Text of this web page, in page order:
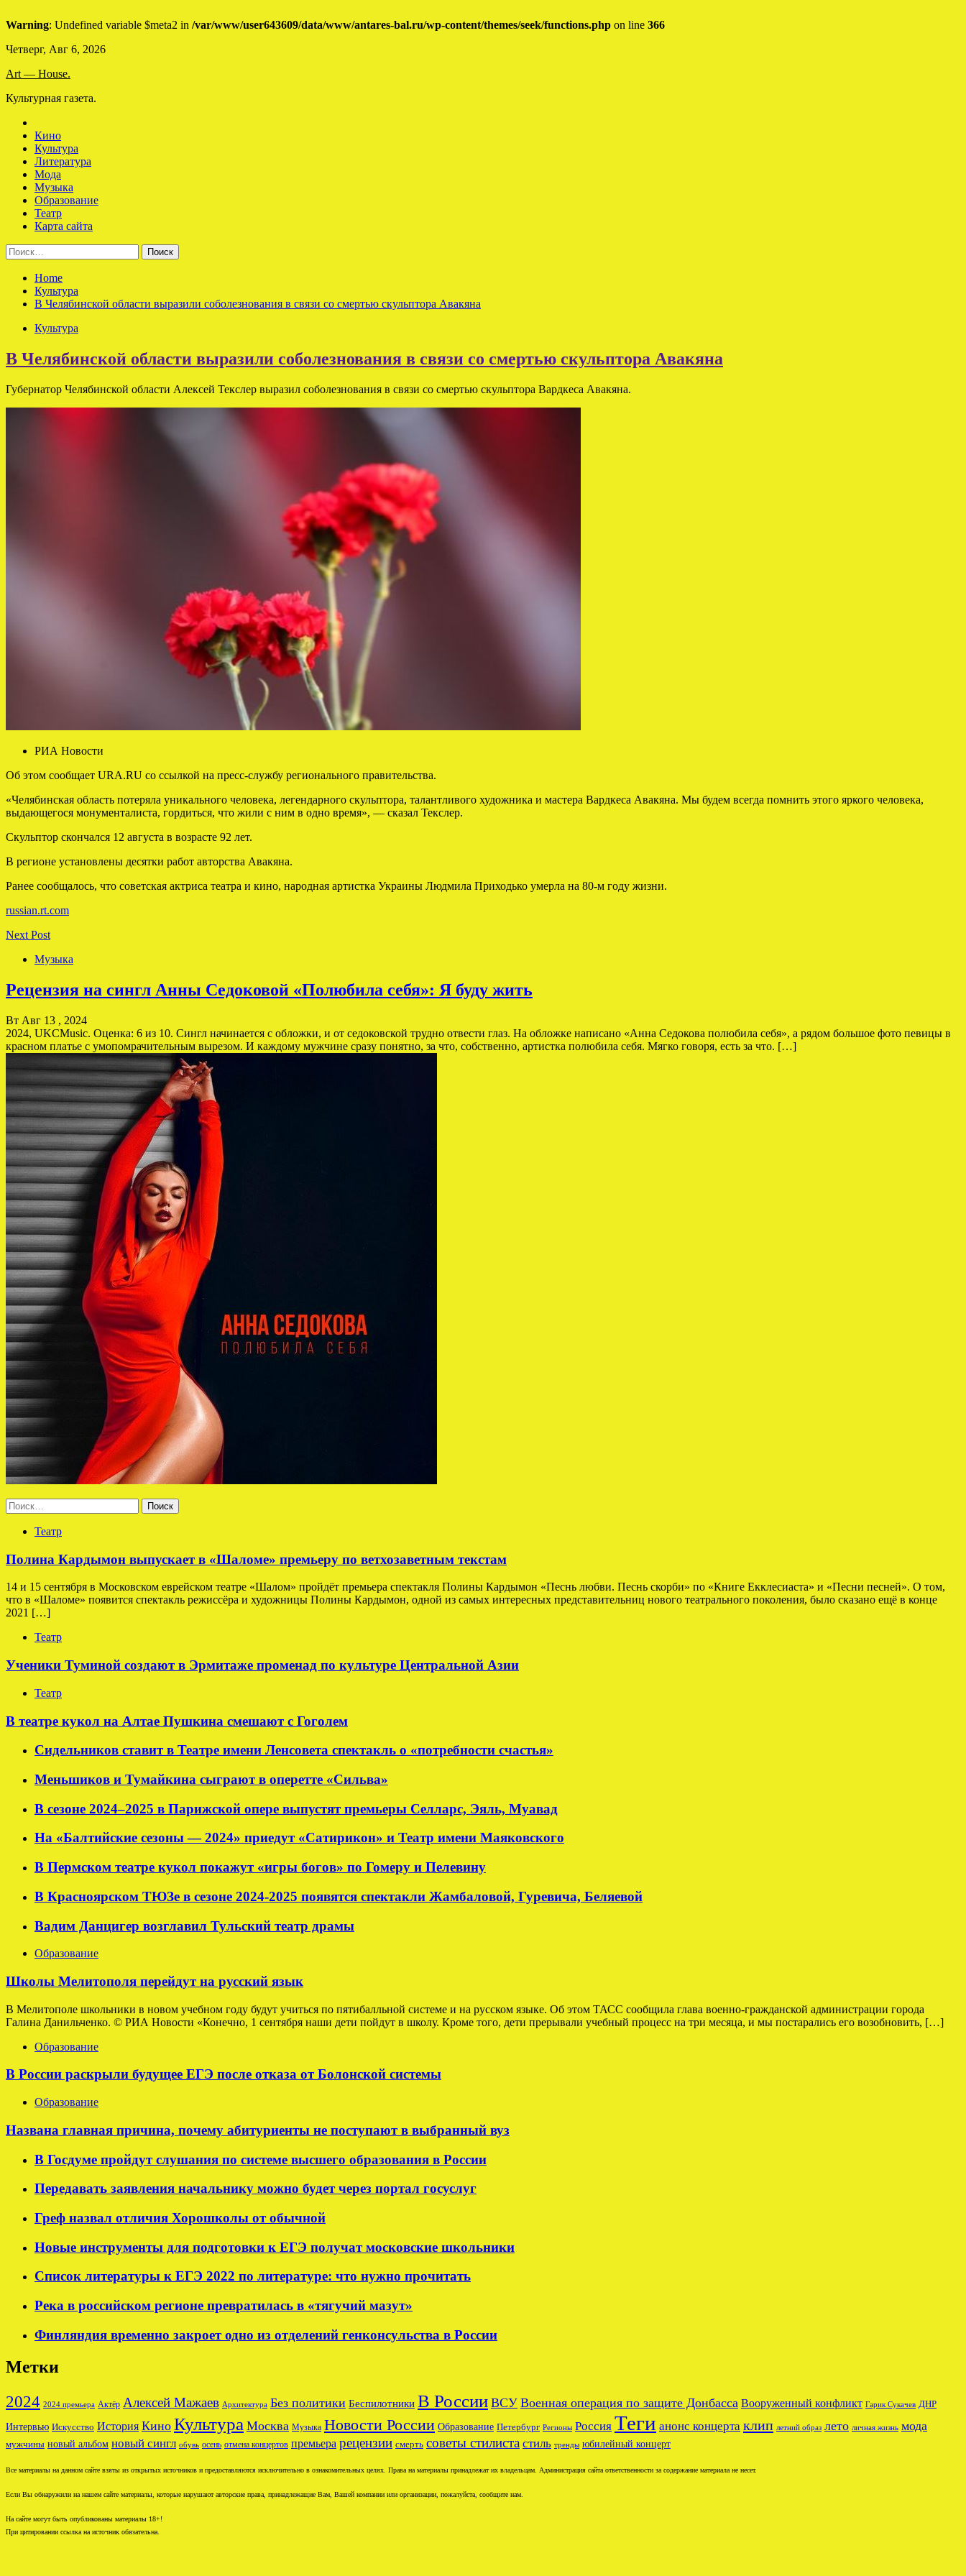
Warning: Undefined variable $meta2 in /var/www/user643609/data/www/antares-bal.ru/wp-content/themes/seek/functions.php on line 366
Skip
content
Четверг, Авг 6, 2026
Art — House.
Культурная газета.
Кино
Культура
Литература
Мода
Музыка
Образование
Театр
Карта сайта
Найти:
Home
Культура
В Челябинской области выразили соболезнования в связи со смертью скульптора Авакяна
Культура
В Челябинской области выразили соболезнования в связи со смертью скульптора Авакяна
Губернатор Челябинской области Алексей Текслер выразил соболезнования в связи со смертью скульптора Вардкеса Авакяна.
РИА Новости
Об этом сообщает URA.RU со ссылкой на пресс-службу регионального правительства.
«Челябинская область потеряла уникального человека, легендарного скульптора, талантливого художника и мастера Вардкеса Авакяна. Мы будем всегда помнить этого яркого человека,
выдающегося монументалиста, гордиться, что жили с ним в одно время», — сказал Текслер.
Скульптор скончался 12 августа в возрасте 92 лет.
В регионе установлены десятки работ авторства Авакяна.
Ранее сообщалось, что советская актриса театра и кино, народная артистка Украины Людмила Приходько умерла на 80-м году жизни.
russian.rt.com
Next Post
Музыка
Рецензия на сингл Анны Седоковой «Полюбила себя»: Я буду жить
Вт Авг 13 , 2024
2024, UKCMusic. Оценка: 6 из 10. Сингл начинается с обложки, и от седоковской трудно отвести глаз. На обложке написано «Анна Седокова полюбила себя», а рядом большое фото певицы в
красном платье с умопомрачительным вырезом. И каждому мужчине сразу понятно, за что, собственно, артистка полюбила себя. Мягко говоря, есть за что. […]
Найти:
Театр
Полина Кардымон выпускает в «Шаломе» премьеру по ветхозаветным текстам
14 и 15 сентября в Московском еврейском театре «Шалом» пройдёт премьера спектакля Полины Кардымон «Песнь любви. Песнь скорби» по «Книге Екклесиаста» и «Песни песней». О том,
что в «Шаломе» появится спектакль режиссёра и художницы Полины Кардымон, одной из самых интересных представительниц нового театрального поколения, было сказано ещё в конце
2021 […]
Театр
Ученики Туминой создают в Эрмитаже променад по культуре Центральной Азии
Театр
В театре кукол на Алтае Пушкина смешают с Гоголем
Сидельников ставит в Театре имени Ленсовета спектакль о «потребности счастья»
Меньшиков и Тумайкина сыграют в оперетте «Сильва»
В сезоне 2024–2025 в Парижской опере выпустят премьеры Селларс, Эяль, Муавад
На «Балтийские сезоны — 2024» приедут «Сатирикон» и Театр имени Маяковского
В Пермском театре кукол покажут «игры богов» по Гомеру и Пелевину
В Красноярском ТЮЗе в сезоне 2024-2025 появятся спектакли Жамбаловой, Гуревича, Беляевой
Вадим Данцигер возглавил Тульский театр драмы
Образование
Школы Мелитополя перейдут на русский язык
В Мелитополе школьники в новом учебном году будут учиться по пятибалльной системе и на русском языке. Об этом ТАСС сообщила глава военно-гражданской администрации города
Галина Данильченко. © РИА Новости «Конечно, 1 сентября наши дети пойдут в школу. Кроме того, дети прерывали учебный процесс на три месяца, и мы постарались его возобновить, […]
Образование
В России раскрыли будущее ЕГЭ после отказа от Болонской системы
Образование
Названа главная причина, почему абитуриенты не поступают в выбранный вуз
В Госдуме пройдут слушания по системе высшего образования в России
Передавать заявления начальнику можно будет через портал госуслуг
Греф назвал отличия Хорошколы от обычной
Новые инструменты для подготовки к ЕГЭ получат московские школьники
Список литературы к ЕГЭ 2022 по литературе: что нужно прочитать
Река в российском регионе превратилась в «тягучий мазут»
Финляндия временно закроет одно из отделений генконсульства в России
Метки
2024 2024 премьера Актёр Алексей Мажаев Архитектура Без политики Беспилотники В России ВСУ Военная операция по защите Донбасса Вооруженный конфликт Гарик Сукачев ДНР
Интервью Искусство История Кино Культура Москва Музыка Новости России Образование Петербург Регионы Россия Теги анонс концерта клип летний образ лето личная жизнь мода
мужчины новый альбом новый сингл обувь осень отмена концертов премьера рецензии смерть советы стилиста стиль тренды юбилейный концерт
Все материалы на данном сайте взяты из открытых источников и предоставляются исключительно в ознакомительных целях. Права на материалы принадлежат их владельцам. Администрация сайта ответственности за содержание материала не несет.
Если Вы обнаружили на нашем сайте материалы, которые нарушают авторские права, принадлежащие Вам, Вашей компании или организации, пожалуйста, сообщите нам.
На сайте могут быть опубликованы материалы 18+!
При цитировании ссылка на источник обязательна.